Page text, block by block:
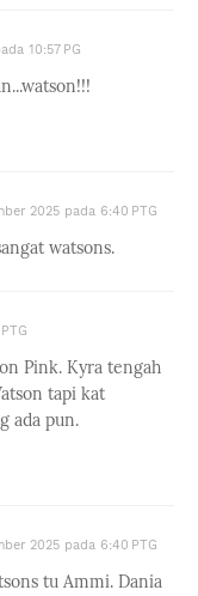
10:57 PG
2025 pada 6:40 PTG
watsons.
Pink. Kyra tengah
tapi kat
ada pun.
2025 pada 6:40 PTG
tu Ammi. Dania